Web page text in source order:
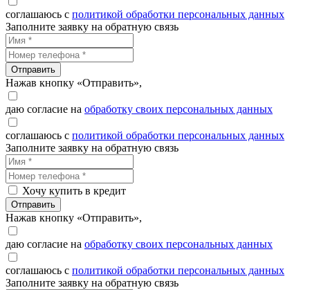
соглашаюсь с политикой обработки персональных данных
Заполните заявку на обратную связь
Отправить
Нажав кнопку «Отправить»,
даю согласие на обработку своих персональных данных
соглашаюсь с политикой обработки персональных данных
Заполните заявку на обратную связь
Хочу купить в кредит
Отправить
Нажав кнопку «Отправить»,
даю согласие на обработку своих персональных данных
соглашаюсь с политикой обработки персональных данных
Заполните заявку на обратную связь